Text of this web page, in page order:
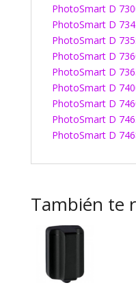
PhotoSmart D
PhotoSmart D
PhotoSmart D
PhotoSmart D
PhotoSmart D
PhotoSmart D
PhotoSmart D
PhotoSmart D
PhotoSmart D
También te